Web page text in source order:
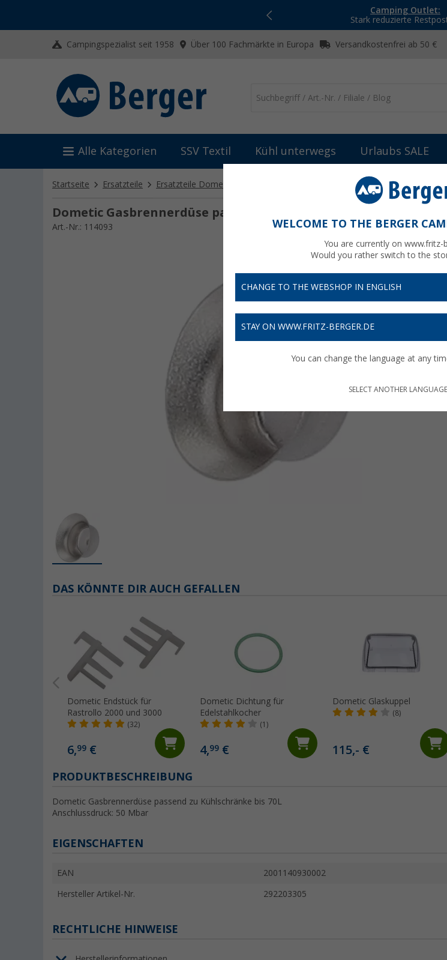
Camping Outlet:
Stark reduzierte
Campingspezialist seit 1958 Über 100 Fachmärkte in Europa Versandkostenfrei ab 50 €
Alle Kategorien SSV Textil Kühl unterwegs Urlaubs SALE
Startseite Ersatzteile Ersatzteile Dometic Ersatzteile Dometic Kühlschränke Dometic
Dometic Gasbrennerdüse passend zu Kühlschränke bis 70L
Art.-Nr.: 114093
DAS KÖNNTE DIR AUCH GEFALLEN
Dometic Endstück für
Rastrollo 2000 und 3000
(32)
6,99 €
Dometic Dichtung für
Edelstahlkocher
(1)
4,99 €
Dometic Glaskuppel
(8)
115,- €
PRODUKTBESCHREIBUNG
Dometic Gasbrennerdüse passend zu Kühlschränke bis 70L
Anschlussdruck: 50 Mbar
EIGENSCHAFTEN
EAN 2001140930002
Hersteller Artikel-Nr. 292203305
RECHTLICHE HINWEISE
WELCOME TO THE BERGER
You are currently on www.fritz-
Would you rather switch to the
CHANGE TO THE WEBSHOP IN ENGLISH
STAY ON WWW.FRITZ-BERGER.DE
You can change the language at any
SELECT ANOTHER LANGUAGE